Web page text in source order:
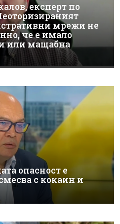
експерт по
мрежи не
че е имало
или мащабна
опасност е
с кокаин и